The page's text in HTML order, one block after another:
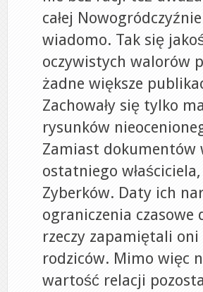
całej
wiadomo. Tak się
oczywistych walorów
żadne większe
Zachowały się tylko
rysunków
Zamiast dokumentów
ostatniego
Zyberków. Daty ich
ograniczenia czasowe
rzeczy zapamiętali
rodziców. Mimo więc
wartość relacji